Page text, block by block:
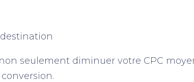
seulement diminuer votre CPC